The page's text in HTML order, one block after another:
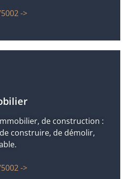
->
de construction :
construire, de démolir,
->